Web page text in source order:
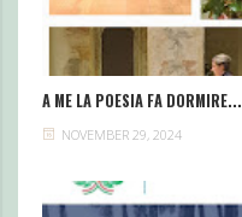
A ME LA POESIA FA DORMIRE...
NOVEMBER 29, 2024